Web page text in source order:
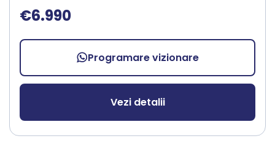
€6.990
Programare vizionare
Vezi detalii